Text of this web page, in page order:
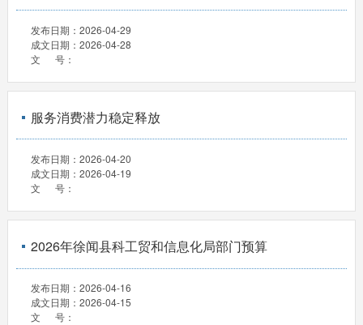
发布日期： 2026-04-29
成文日期： 2026-04-28
文 号：
服务消费潜力稳定释放
发布日期： 2026-04-20
成文日期： 2026-04-19
文 号：
2026年徐闻县科工贸和信息化局部门预算
发布日期： 2026-04-16
成文日期： 2026-04-15
文 号：